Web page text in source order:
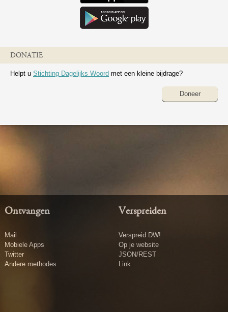
DONATIE
Helpt u Stichting Dagelijks Woord met een kleine bijdrage?
Doneer
Ontvangen
Mail
Mobiele Apps
Twitter
Andere methodes
Verspreiden
Verspreid DW!
Op je website
JSON/REST
Link